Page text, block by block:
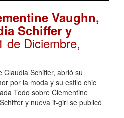
Vaughn,
Schiffer y
de Diciembre,
Claudia Schiffer, abrió su
por la moda y su estilo chic
Todo sobre Clementine
y nueva it-girl se publicó